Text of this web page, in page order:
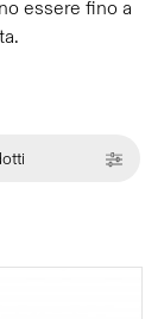
essere fino a